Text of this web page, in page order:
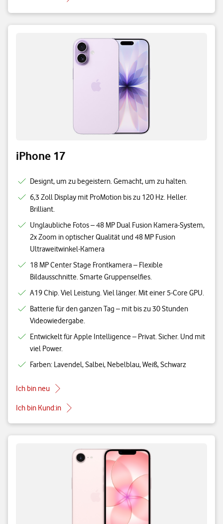
iPhone 17
Designt, um zu begeistern. Gemacht, um zu halten.
6,3 Zoll Display mit ProMotion bis zu 120 Hz. Heller.
Brilliant.
Unglaubliche Fotos – 48 MP Dual Fusion Kamera-System,
2x Zoom in optischer Qualität und 48 MP Fusion
Ultraweitwinkel-Kamera
18 MP Center Stage Frontkamera – Flexible
Bildausschnitte. Smarte Gruppenselfies.
A19 Chip. Viel Leistung. Viel länger. Mit einer 5-Core GPU.
Batterie für den ganzen Tag – mit bis zu 30 Stunden
Videowiedergabe.
Entwickelt für Apple Intelligence – Privat. Sicher. Und mit
viel Power.
Farben: Lavendel, Salbei, Nebelblau, Weiß, Schwarz
Ich bin neu
Ich bin Kund:in